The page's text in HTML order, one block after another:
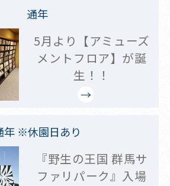
通年
5月より【アミューズ
メントフロア】が誕
生！！
年 ※休園日あり
『野生の王国 群馬サ
ファリパーク』入場